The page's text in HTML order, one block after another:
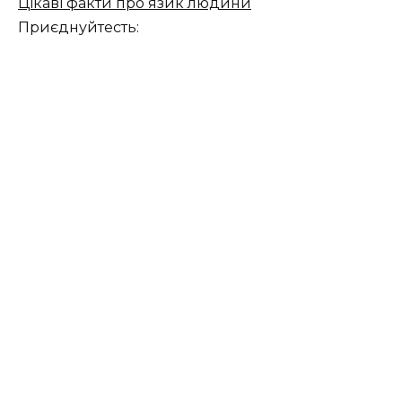
Приєднуйтесть: